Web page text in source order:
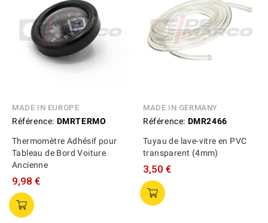
MADE IN EUROPE
Référence: DMRTERMO
Thermomètre Adhésif pour
Tableau de Bord Voiture
Ancienne
9,98 €
MADE IN GERMANY
Référence: DMR2466
Tuyau de lave-vitre en PVC
transparent (4mm)
3,50 €